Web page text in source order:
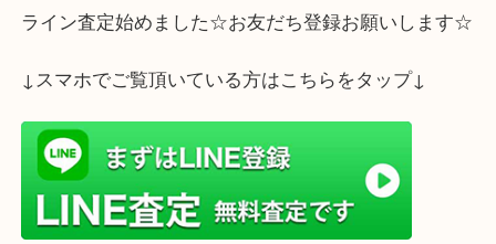
いたそうです。
当店の折込をご覧になり、現金化できる事をお知
ご来店いただきました。